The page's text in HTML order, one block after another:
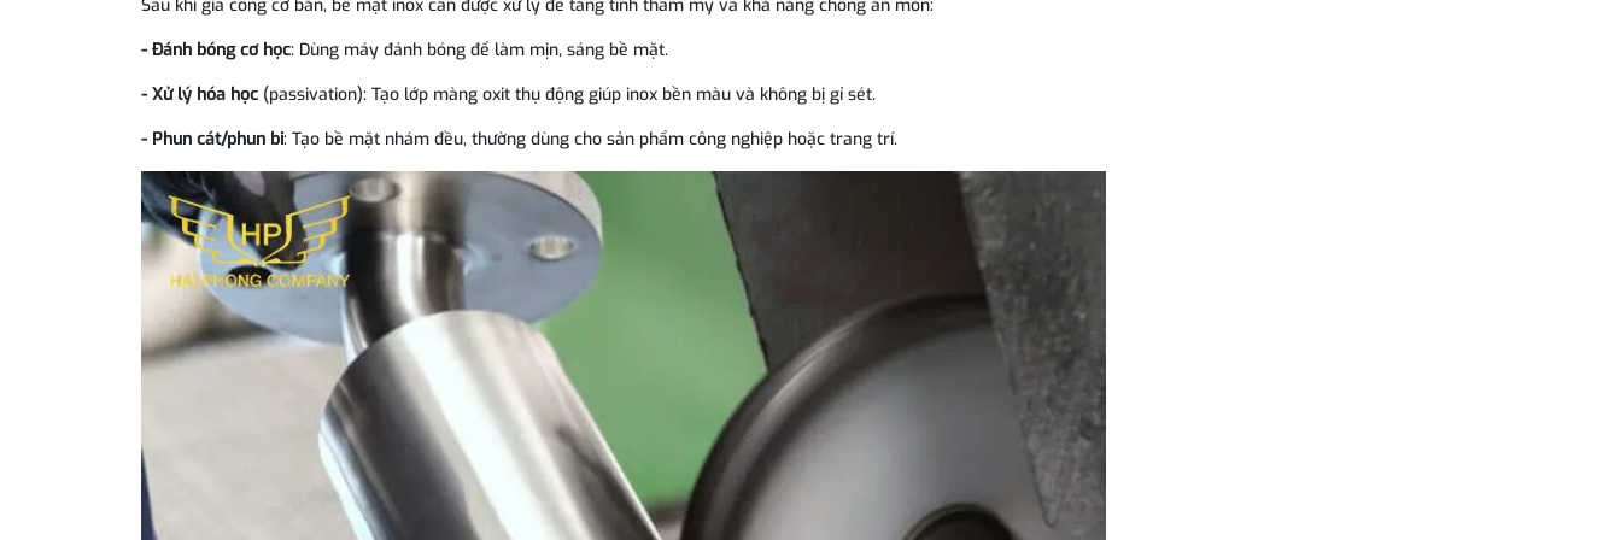
Sau khi gia công cơ bản, bề mặt inox cần được xử lý để tăng tính thẩm mỹ và khả năng chống ăn mòn:
- Đánh bóng cơ học: Dùng máy đánh bóng để làm mịn, sáng bề mặt.
- Xử lý hóa học (passivation): Tạo lớp màng oxit thụ động giúp inox bền màu và không bị gỉ sét.
- Phun cát/phun bi: Tạo bề mặt nhám đều, thường dùng cho sản phẩm công nghiệp hoặc trang trí.